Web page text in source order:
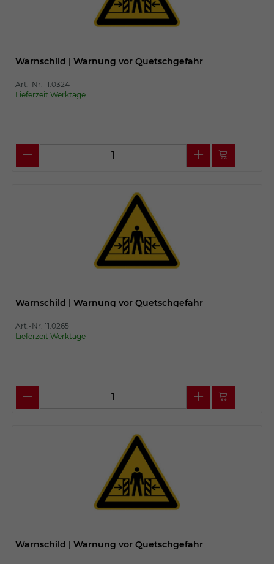
Warnschild | Warnung vor Quetschgefahr
Art.-Nr. 11.0324
Lieferzeit Werktage
Warnschild | Warnung vor Quetschgefahr
Art.-Nr. 11.0265
Lieferzeit Werktage
Warnschild | Warnung vor Quetschgefahr